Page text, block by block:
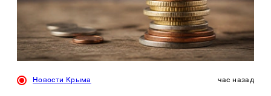
Новости Крыма час назад